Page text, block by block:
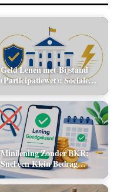
Geld Lenen met Bijstand
(Participatiewet): Sociale
flitskrediet
Minilening Zonder BKR:
Snel een Klein Bedrag
Lenen Zonder Toetsing